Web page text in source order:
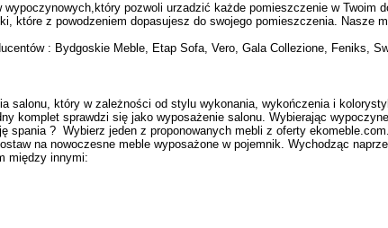
pozwoli urzadzić każde pomieszczenie w Twoim
które z powodzeniem dopasujesz do swojego pomieszczenia. Nasze
: Bydgoskie Meble, Etap Sofa, Vero, Gala Collezione, Feniks,
salonu, który w zależności od stylu wykonania, wykończenia i
komplet sprawdzi się jako wyposażenie salonu. Wybierając
spania ? Wybierz jeden z proponowanych mebli z oferty
na nowoczesne meble wyposażone w pojemnik. Wychodząc
między innymi: